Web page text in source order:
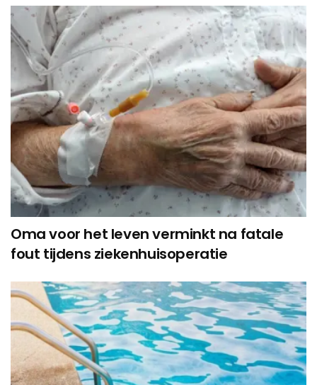
Oma voor het leven verminkt na fatale
fout tijdens ziekenhuisoperatie